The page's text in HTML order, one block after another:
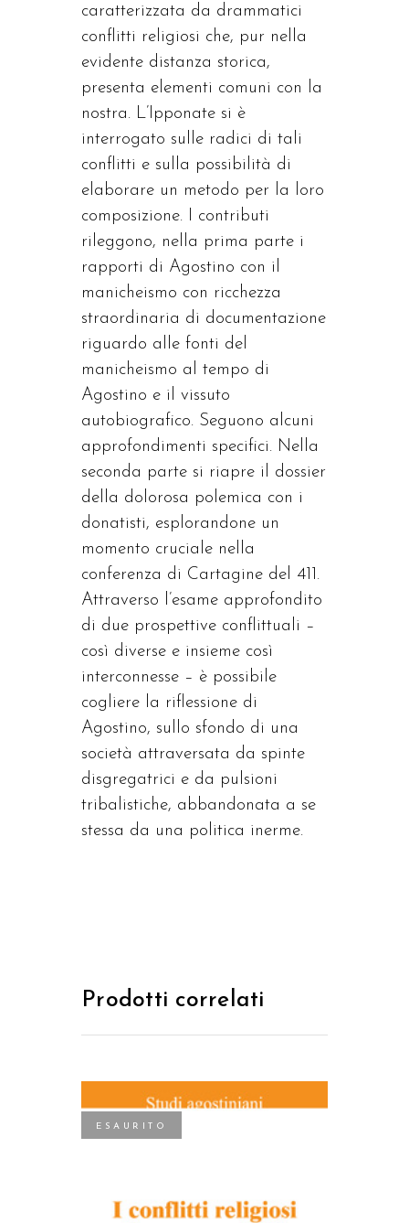
caratterizzata da drammatici
conflitti religiosi che, pur nella
evidente distanza storica,
presenta elementi comuni con la
nostra. L’Ipponate si è
interrogato sulle radici di tali
conflitti e sulla possibilità di
elaborare un metodo per la loro
composizione. I contributi
rileggono, nella prima parte i
rapporti di Agostino con il
manicheismo con ricchezza
straordinaria di documentazione
riguardo alle fonti del
manicheismo al tempo di
Agostino e il vissuto
autobiografico. Seguono alcuni
approfondimenti specifici. Nella
seconda parte si riapre il dossier
della dolorosa polemica con i
donatisti, esplorandone un
momento cruciale nella
conferenza di Cartagine del 411.
Attraverso l’esame approfondito
di due prospettive conflittuali –
così diverse e insieme così
interconnesse – è possibile
cogliere la riflessione di
Agostino, sullo sfondo di una
società attraversata da spinte
disgregatrici e da pulsioni
tribalistiche, abbandonata a se
stessa da una politica inerme.
Prodotti correlati
ESAURITO